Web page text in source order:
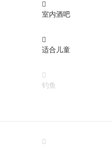

室内酒吧

适合儿童

钓鱼
